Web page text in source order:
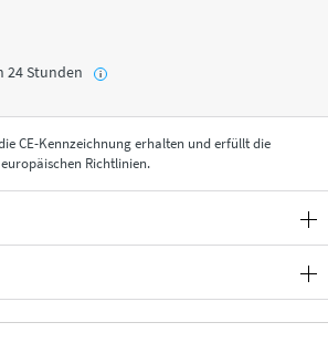
24 Stunden
i
CE-Kennzeichnung erhalten und erfüllt die
Richtlinien.